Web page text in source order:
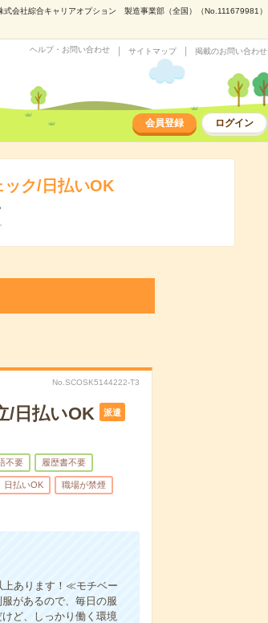
会社綜合キャリアオプション 製造事業部（全国）（No.111679981）
ヘルプ・お問い合わせ サイトマップ 掲載のお問い合わせ
会員登録 ログイン
ック/日払いOK
No.SCOSK5144222-T3
/日払いOK 派遣
不要 履歴書不要
日払いOK 職場が禁煙
あります！≪モチベー
があるので、毎日の服
ど、しっかり働く環境